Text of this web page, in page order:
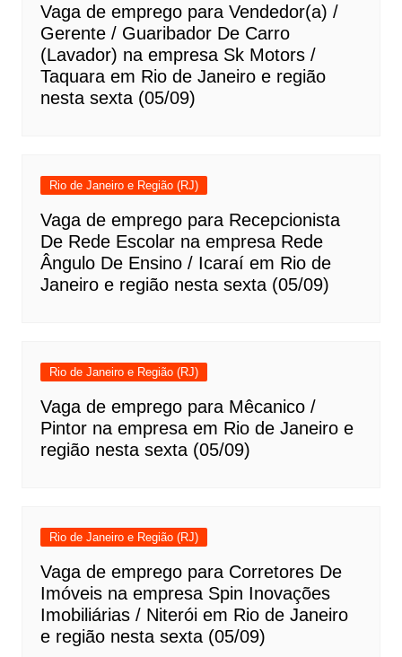
Vaga de emprego para Vendedor(a) /
Gerente / Guaribador De Carro
(Lavador) na empresa Sk Motors /
Taquara em Rio de Janeiro e região
nesta sexta (05/09)
Rio de Janeiro e Região (RJ)
Vaga de emprego para Recepcionista
De Rede Escolar na empresa Rede
Ângulo De Ensino / Icaraí em Rio de
Janeiro e região nesta sexta (05/09)
Rio de Janeiro e Região (RJ)
Vaga de emprego para Mêcanico /
Pintor na empresa em Rio de Janeiro e
região nesta sexta (05/09)
Rio de Janeiro e Região (RJ)
Vaga de emprego para Corretores De
Imóveis na empresa Spin Inovações
Imobiliárias / Niterói em Rio de Janeiro
e região nesta sexta (05/09)